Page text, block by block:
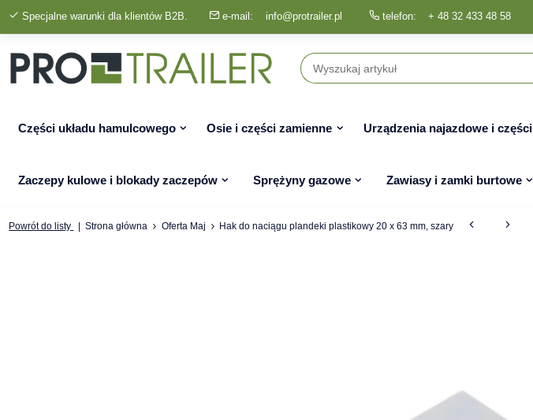
Specjalne warunki dla klientów B2B. e-mail: info@protrailer.pl telefon: + 48 32 433 48 58
Części układu hamulcowego Osie i części zamienne Urządzenia najazdowe i części
Zaczepy kulowe i blokady zaczepów Sprężyny gazowe Zawiasy i zamki burtowe
Powrót do listy Strona główna Oferta Maj Hak do naciągu plandeki plastikowy 20 x 63 mm, szary